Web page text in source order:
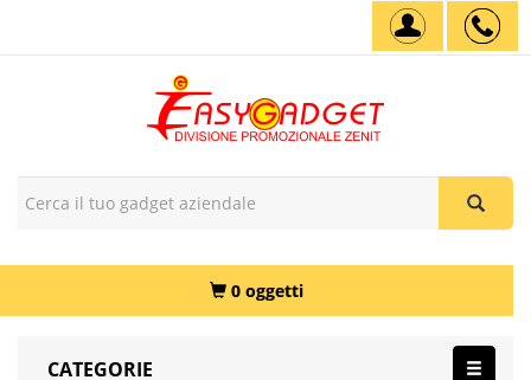
0 oggetti
CATEGORIE